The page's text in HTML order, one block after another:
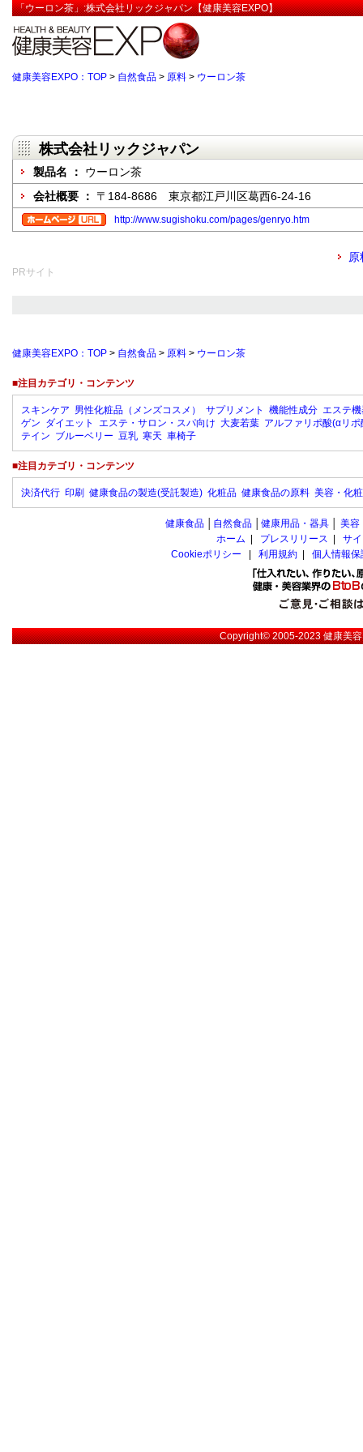
「ウーロン茶」:株式会社リックジャパン【健康美容EXPO】
健康美容EXPO：TOP > 自然食品 > 原料 > ウーロン茶
株式会社リックジャパン
製品名 ： ウーロン茶
会社概要 ： 〒184-8686 東京都江戸川区葛西6-24-16
http://www.sugishoku.com/pages/genryo.htm
PRサイト
健康美容EXPO：TOP > 自然食品 > 原料 > ウーロン茶
■注目カテゴリ・コンテンツ
スキンケア 男性化粧品（メンズコスメ） サプリメント 機能性成分 エステ
ゲン ダイエット エステ・サロン・スパ向け 大麦若葉 アルファリポ酸(αリポ
テイン ブルーベリー 豆乳 寒天 車椅子
■注目カテゴリ・コンテンツ
決済代行 印刷 健康食品の製造(受託製造) 化粧品 健康食品の原料 美容・化
健康食品 自然食品 健康用品・器具 美容
ホーム
プレスリリース
サ
Cookieポリシー
利用規約 個人情報
Copyright© 2005-2023健康美